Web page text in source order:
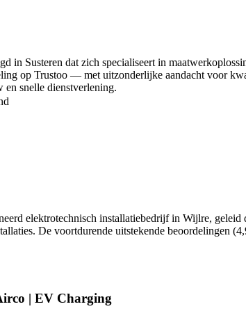
in Susteren dat zich specialiseert in
op Trustoo — met uitzonderlijke aandacht voor
en snelle dienstverlening.
elektrotechnisch installatiebedrijf in Wijlre,
De voortdurende uitstekende beoordelingen
| EV Charging